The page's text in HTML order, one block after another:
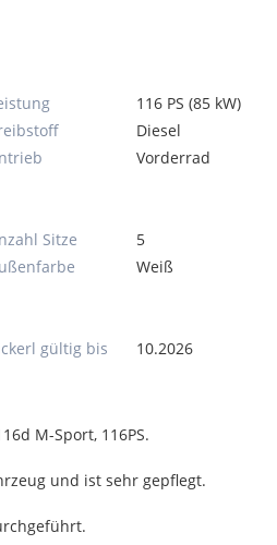
116 PS (85 kW)
Diesel
Vorderrad
Sitze
5
Weiß
gültig bis 10.2026
M-Sport, 116PS.
und ist sehr gepflegt.